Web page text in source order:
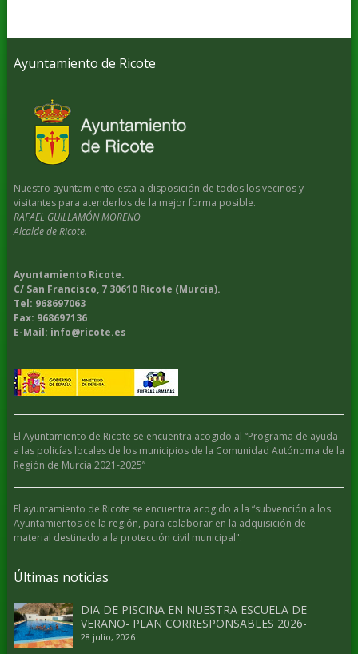
Ayuntamiento de Ricote
Nuestro ayuntamiento esta a disposición de todos los vecinos y
visitantes para atenderlos de la mejor forma posible.
RAFAEL GUILLAMÓN MORENO
Alcalde de Ricote.
Ayuntamiento Ricote.
C/ San Francisco, 7 30610 Ricote (Murcia).
Tel: 968697063
Fax: 968697136
E-Mail: info@ricote.es
El Ayuntamiento de Ricote se encuentra acogido al “Programa de ayuda
a las policías locales de los municipios de la Comunidad Autónoma de la
Región de Murcia 2021-2025”
El ayuntamiento de Ricote se encuentra acogido a la “subvención a los
Ayuntamientos de la región, para colaborar en la adquisición de
material destinado a la protección civil municipal".
Últimas noticias
DIA DE PISCINA EN NUESTRA ESCUELA DE
VERANO- PLAN CORRESPONSABLES 2026-
28 julio, 2026